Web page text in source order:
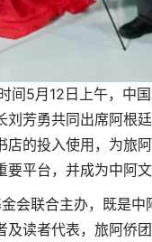
间5月12日上午，中
芳勇共同出席阿根
的投入使用，为旅
平台，并成为中阿文
联合主办，既是中
读者代表，旅阿侨团